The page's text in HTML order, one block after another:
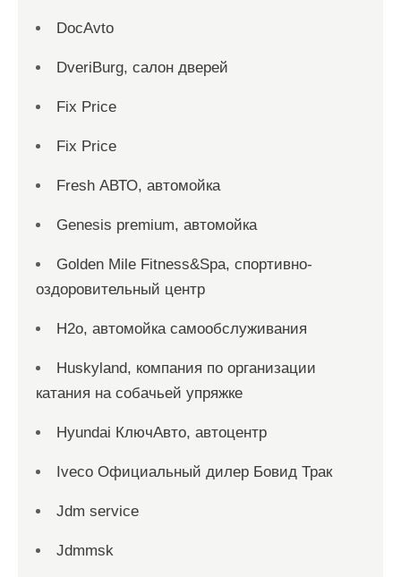
DocAvto
DveriBurg, салон дверей
Fix Price
Fix Price
Fresh АВТО, автомойка
Genesis premium, автомойка
Golden Mile Fitness&Spa, спортивно-
оздоровительный центр
H2o, автомойка самообслуживания
Huskyland, компания по организации
катания на собачьей упряжке
Hyundai КлючАвто, автоцентр
Iveco Официальный дилер Бовид Трак
Jdm service
Jdmmsk